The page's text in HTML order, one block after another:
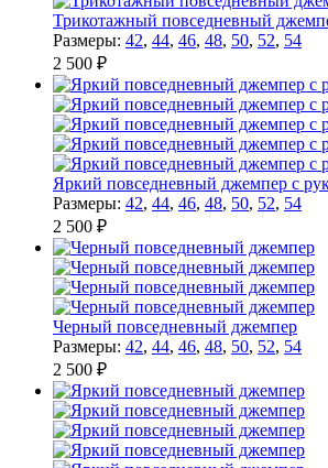
Трикотажный повседневный
Размеры: 42, 44, 46, 48, 50, 52, 54
2 500 ₽
Яркий повседневный джемпер с
Размеры: 42, 44, 46, 48, 50, 52, 54
2 500 ₽
Черный повседневный джемпер
Размеры: 42, 44, 46, 48, 50, 52, 54
2 500 ₽